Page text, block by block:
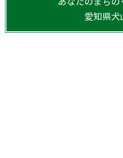
愛知県犬